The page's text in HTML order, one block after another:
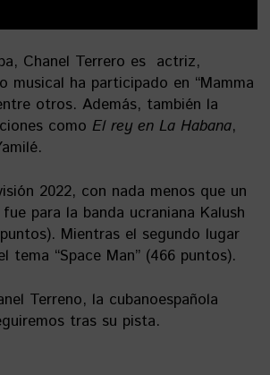
Chanel Terrero es actriz,
ha participado en “Mamma
otros. Además, también la
como El rey en La Habana,
2022, con nada menos que un
para la banda ucraniana Kalush
Mientras el segundo lugar
tema “Space Man” (466 puntos).
Terreno, la cubanoespañola
tras su pista.